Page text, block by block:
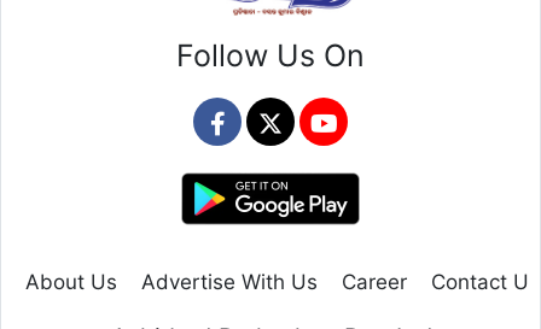
Follow Us On
About Us Advertise With Us Career Contact Us